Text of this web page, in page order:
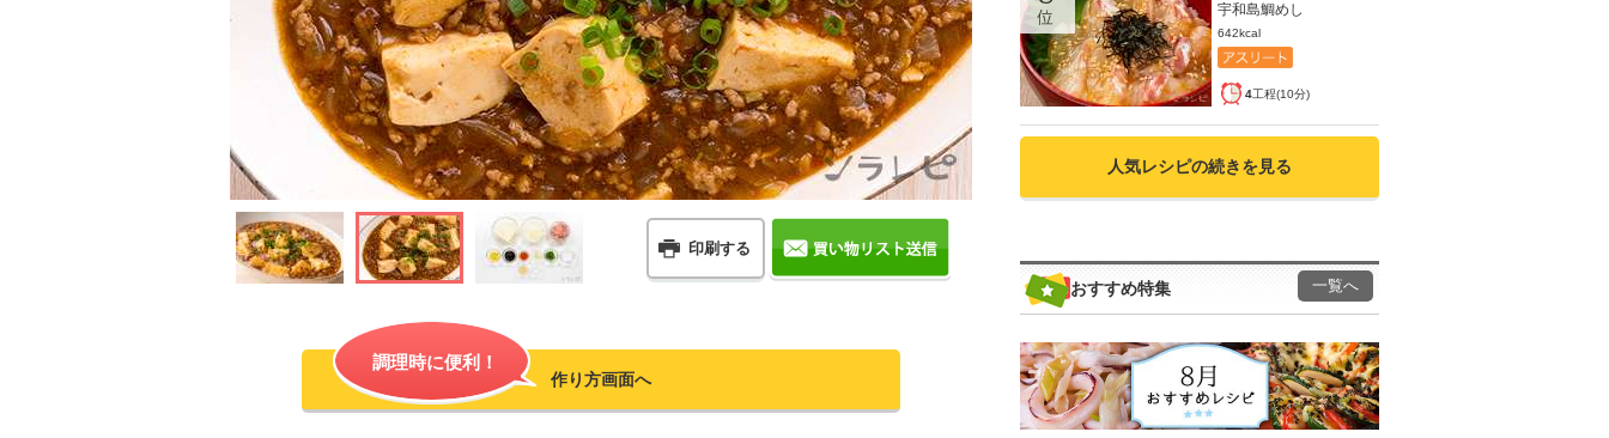
印刷する
調理時に便利！
作り方画面へ
宇和島鯛めし
642kcal
4工程(10分)
人気レシピの続きを見る
おすすめ特集 一覧へ